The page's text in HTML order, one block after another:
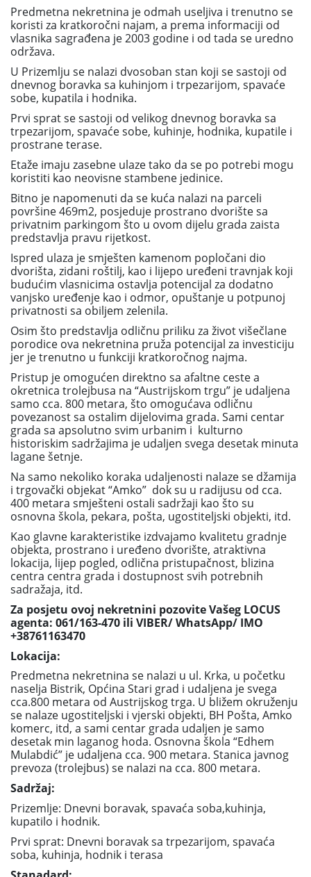
Predmetna nekretnina je odmah useljiva i trenutno se
koristi za kratkoročni najam, a prema informaciji od
vlasnika sagrađena je 2003 godine i od tada se uredno
održava.
U Prizemlju se nalazi dvosoban stan koji se sastoji od
dnevnog boravka sa kuhinjom i trpezarijom, spavaće
sobe, kupatila i hodnika.
Prvi sprat se sastoji od velikog dnevnog boravka sa
trpezarijom, spavaće sobe, kuhinje, hodnika, kupatile i
prostrane terase.
Etaže imaju zasebne ulaze tako da se po potrebi mogu
koristiti kao neovisne stambene jedinice.
Bitno je napomenuti da se kuća nalazi na parceli
površine 469m2, posjeduje prostrano dvorište sa
privatnim parkingom što u ovom dijelu grada zaista
predstavlja pravu rijetkost.
Ispred ulaza je smješten kamenom popločani dio
dvorišta, zidani roštilj, kao i lijepo uređeni travnjak koji
budućim vlasnicima ostavlja potencijal za dodatno
vanjsko uređenje kao i odmor, opuštanje u potpunoj
privatnosti sa obiljem zelenila.
Osim što predstavlja odličnu priliku za život višečlane
porodice ova nekretnina pruža potencijal za investiciju
jer je trenutno u funkciji kratkoročnog najma.
Pristup je omogućen direktno sa afaltne ceste a
okretnica trolejbusa na “Austrijskom trgu” je udaljena
samo cca. 800 metara, što omogućava odličnu
povezanost sa ostalim dijelovima grada. Sami centar
grada sa apsolutno svim urbanim i kulturno
historiskim sadržajima je udaljen svega desetak minuta
lagane šetnje.
Na samo nekoliko koraka udaljenosti nalaze se džamija
i trgovački objekat “Amko” dok su u radijusu od cca.
400 metara smješteni ostali sadržaji kao što su
osnovna škola, pekara, pošta, ugostiteljski objekti, itd.
Kao glavne karakteristike izdvajamo kvalitetu gradnje
objekta, prostrano i uređeno dvorište, atraktivna
lokacija, lijep pogled, odlična pristupačnost, blizina
centra centra grada i dostupnost svih potrebnih
sadražaja, itd.
Za posjetu ovoj nekretnini pozovite Vašeg LOCUS
agenta: 061/163-470 ili VIBER/ WhatsApp/ IMO
+38761163470
Lokacija:
Predmetna nekretnina se nalazi u ul. Krka, u početku
naselja Bistrik, Općina Stari grad i udaljena je svega
cca.800 metara od Austrijskog trga. U bližem okruženju
se nalaze ugostiteljski i vjerski objekti, BH Pošta, Amko
komerc, itd, a sami centar grada udaljen je samo
desetak min laganog hoda. Osnovna škola “Edhem
Mulabdić” je udaljena cca. 900 metara. Stanica javnog
prevoza (trolejbus) se nalazi na cca. 800 metara.
Sadržaj:
Prizemlje: Dnevni boravak, spavaća soba,kuhinja,
kupatilo i hodnik.
Prvi sprat: Dnevni boravak sa trpezarijom, spavaća
soba, kuhinja, hodnik i terasa